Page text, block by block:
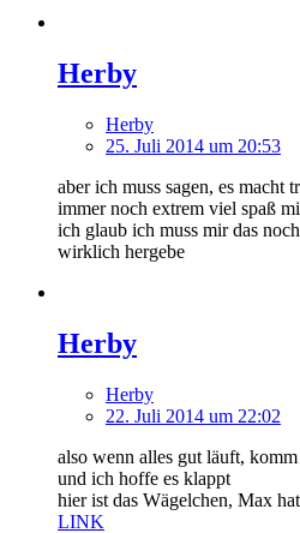
Herby
Herby
25. Juli 2014 um 20:53
aber ich muss sagen, es macht
immer noch extrem viel spaß
ich glaub ich muss mir das
wirklich hergebe
Herby
Herby
22. Juli 2014 um 22:02
also wenn alles gut läuft,
und ich hoffe es klappt
hier ist das Wägelchen, Max
LINK